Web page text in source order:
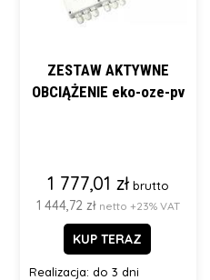
ZESTAW AKTYWNE
OBCIĄŻENIE eko-oze-pv
1 777,01 zł brutto
1 444,72 zł netto +23% VAT
KUP TERAZ
Realizacja: do 3 dni